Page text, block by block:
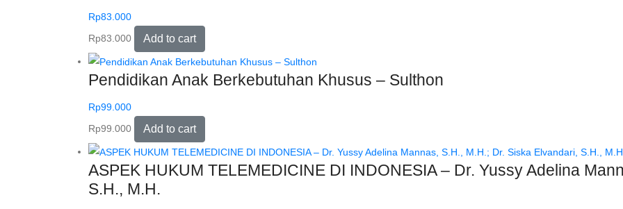
Rp83.000
Rp83.000 Add to cart
Pendidikan Anak Berkebutuhan Khusus – Sulthon
Rp99.000
Rp99.000 Add to cart
ASPEK HUKUM TELEMEDICINE DI INDONESIA – Dr. Yussy Adelina
S.H., M.H.